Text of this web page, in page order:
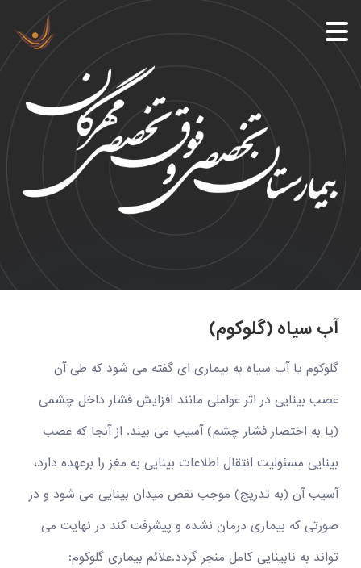
آب سیاه (گلوکوم)
گلوکوم یا آب سیاه به بیماری ای گفته می شود که طی آن
عصب بینایی در اثر عواملی مانند افزایش فشار داخل چشمی
(یا به اختصار فشار چشم) آسیب می بیند. از آنجا که عصب
بینایی مسئولیت انتقال اطلاعات بینایی به مغز را برعهده دارد،
آسیب آن (به تدریج) موجب نقص میدان بینایی می شود و در
صورتی که بیماری درمان نشده و پیشرفت کند در نهایت می
تواند به نابینایی کامل منجر گردد.علائم بیماری گلوکوم: